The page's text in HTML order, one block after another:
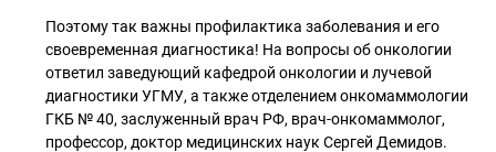
Поэтому так важны профилактика заболевания и его
своевременная диагностика! На вопросы об онкологии
ответил заведующий кафедрой онкологии и лучевой
диагностики УГМУ, а также отделением онкомаммологии
ГКБ № 40, заслуженный врач РФ, врач-онкомаммолог,
профессор, доктор медицинских наук Сергей Демидов.